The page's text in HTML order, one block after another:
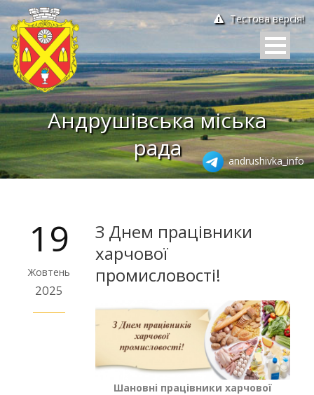
Тестова версія!
Андрушівська міська
рада
andrushivka_info
19
Жовтень
2025
З Днем працівники
харчової
промисловості!
Шановні працівники харчової